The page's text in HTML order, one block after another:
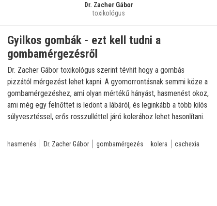
Dr. Zacher Gábor
toxikológus
Gyilkos gombák - ezt kell tudni a
gombamérgezésről
Dr. Zacher Gábor toxikológus szerint tévhit hogy a gombás
pizzától mérgezést lehet kapni. A gyomorrontásnak semmi köze a
gombamérgezéshez, ami olyan mértékű hányást, hasmenést okoz,
ami még egy felnőttet is ledönt a lábáról, és leginkább a több kilós
súlyvesztéssel, erős rosszulléttel járó kolerához lehet hasonlítani.
hasmenés Dr. Zacher Gábor gombamérgezés kolera cachexia